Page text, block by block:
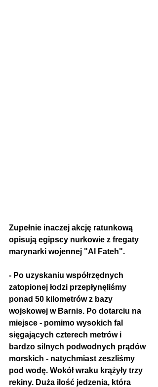
Zupełnie inaczej akcję ratunkową
opisują egipscy nurkowie z fregaty
marynarki wojennej "Al Fateh".
- Po uzyskaniu współrzędnych
zatopionej łodzi przepłynęliśmy
ponad 50 kilometrów z bazy
wojskowej w Barnis. Po dotarciu na
miejsce - pomimo wysokich fal
sięgających czterech metrów i
bardzo silnych podwodnych prądów
morskich - natychmiast zeszliśmy
pod wodę. Wokół wraku krążyły trzy
rekiny. Duża ilość jedzenia, która